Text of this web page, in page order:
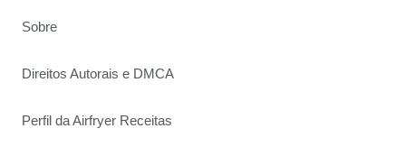
Sobre
Direitos Autorais e DMCA
Perfil da Airfryer Receitas